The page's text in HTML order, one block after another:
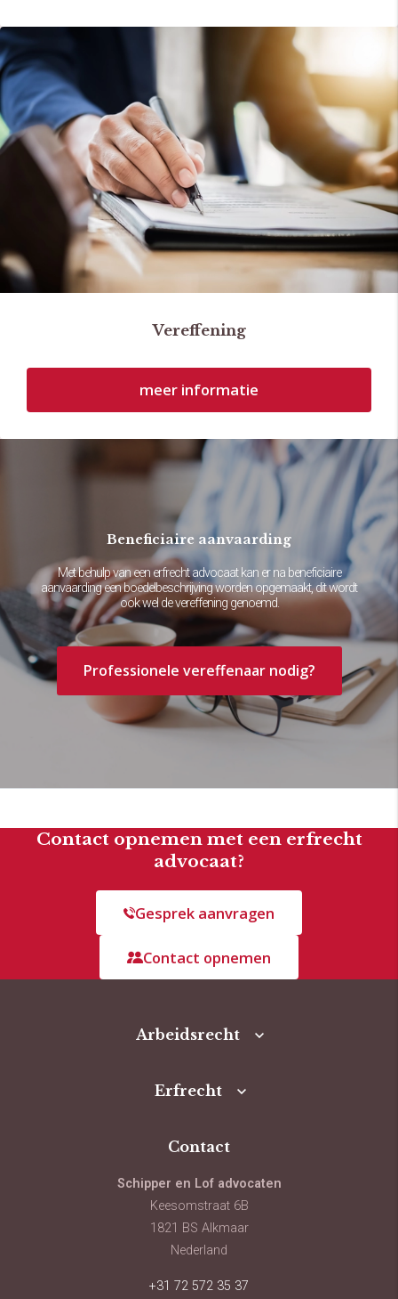
Vereffening
meer informatie
Beneficiaire aanvaarding
Met behulp van een erfrecht advocaat kan er na beneficiaire
aanvaarding een boedelbeschrijving worden opgemaakt, dit wordt
ook wel de vereffening genoemd.
Professionele vereffenaar nodig?
Contact opnemen met een erfrecht
advocaat?
Gesprek aanvragen
Contact opnemen
Arbeidsrecht
Erfrecht
Contact
Schipper en Lof advocaten
Keesomstraat 6B
1821 BS Alkmaar
Nederland
+31 72 572 35 37